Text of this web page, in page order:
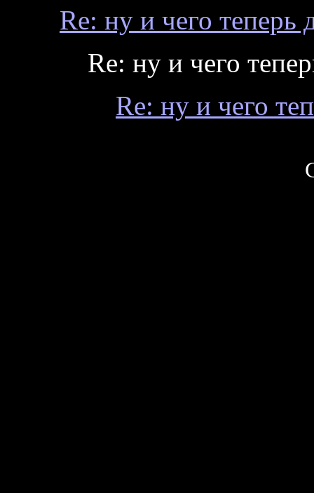
Re: ну и чего теперь
Re: ну и чего
Re: ну и чего